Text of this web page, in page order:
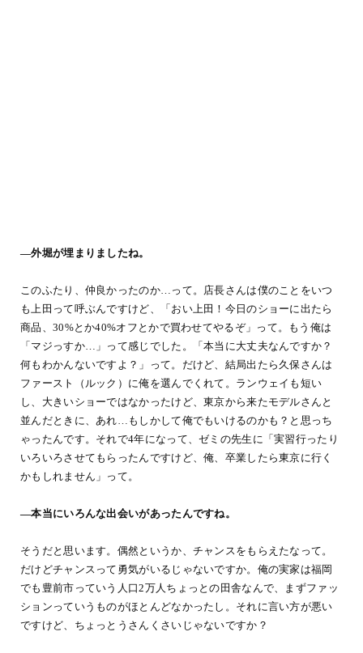
―外堀が埋まりましたね。
このふたり、仲良かったのか…って。店長さんは僕のことをいつ
も上田って呼ぶんですけど、「おい上田！今日のショーに出たら
商品、30%とか40%オフとかで買わせてやるぞ」って。もう俺は
「マジっすか…」って感じでした。「本当に大丈夫なんですか？
何もわかんないですよ？」って。だけど、結局出たら久保さんは
ファースト（ルック）に俺を選んでくれて。ランウェイも短い
し、大きいショーではなかったけど、東京から来たモデルさんと
並んだときに、あれ…もしかして俺でもいけるのかも？と思っち
ゃったんです。それで4年になって、ゼミの先生に「実習行ったり
いろいろさせてもらったんですけど、俺、卒業したら東京に行く
かもしれません」って。
―本当にいろんな出会いがあったんですね。
そうだと思います。偶然というか、チャンスをもらえたなって。
だけどチャンスって勇気がいるじゃないですか。俺の実家は福岡
でも豊前市っていう人口2万人ちょっとの田舎なんで、まずファッ
ションっていうものがほとんどなかったし。それに言い方が悪い
ですけど、ちょっとうさんくさいじゃないですか？